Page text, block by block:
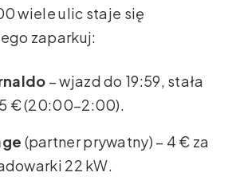
wiele ulic staje się
zaparkuj:
– wjazd do 19:59, stała
€ (20:00–2:00).
(partner prywatny) – 4 € za
22 kW.